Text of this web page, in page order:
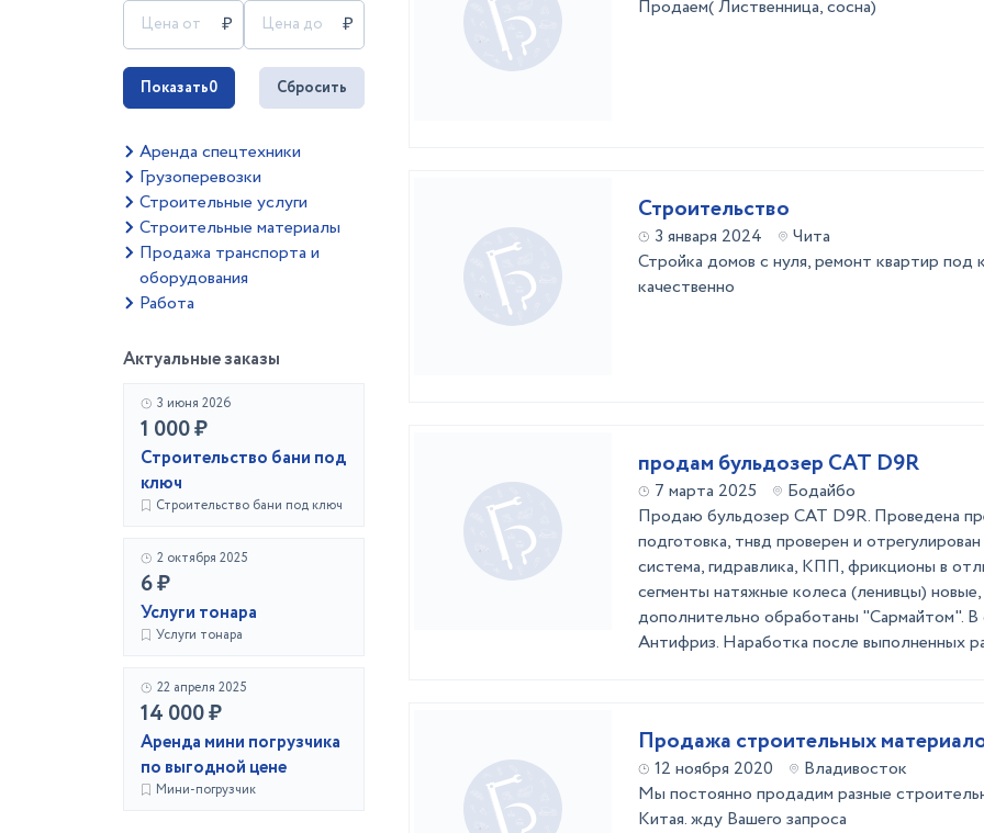
Показать0 Сбросить
Аренда спецтехники
Грузоперевозки
Строительные услуги
Строительные материалы
Продажа транспорта и
оборудования
Работа
Актуальные заказы
3 июня 2026
1 000 ₽
Строительство бани под
ключ
Строительство бани под ключ
2 октября 2025
6 ₽
Услуги тонара
Услуги тонара
22 апреля 2025
14 000 ₽
Аренда мини погрузчика
по выгодной цене
Мини-погрузчик
Продаем( Лиственница, сосна)
Строительство
3 января 2024
Чита
Стройка домов с нуля, ремонт квартир
качественно
продам бульдозер CAT D9R
7 марта 2025
Бодайбо
Продаю бульдозер CAT D9R. Проведена
подготовка, тнвд проверен и
система, гидравлика, КПП, фрикционы в
сегменты натяжные колеса (ленивцы)
дополнительно обработаны "Сармайтом". В
Антифриз. Наработка после выполненных
Продажа строительных
12 ноября 2020
Владивосток
Мы постоянно продадим разные
Китая. жду Вашего запроса